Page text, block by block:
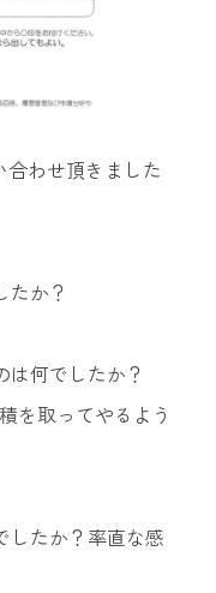
合わせ頂きました
たか？
何でしたか？
を取ってやるよう
したか？率直な感